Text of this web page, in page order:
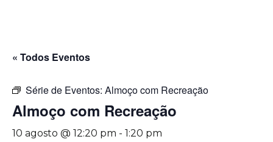
« Todos Eventos
Série de Eventos: Almoço com Recreação
Almoço com Recreação
10 agosto @ 12:20 pm - 1:20 pm